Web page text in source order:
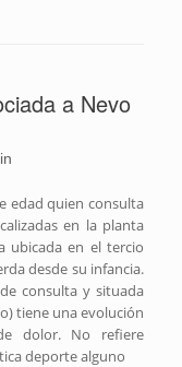
a Nevo
edad quien consulta
en la planta
ubicada en el tercio
desde su infancia.
consulta y situada
tiene una evolución
dolor. No refiere
deporte alguno